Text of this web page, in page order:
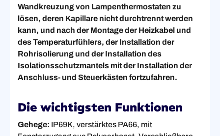
Wandkreuzung von Lampenthermostaten zu
lösen, deren Kapillare nicht durchtrennt werden
kann, und nach der Montage der Heizkabel und
des Temperaturfühlers, der Installation der
Rohrisolierung und der Installation des
Isolationsschutzmantels mit der Installation der
Anschluss- und Steuerkästen fortzufahren.
Die wichtigsten Funktionen
Gehege: IP69K, verstärktes PA66, mit